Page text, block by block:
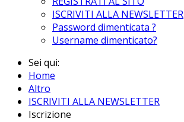
ISCRIVITI ALLA NEWSLETTER
Password dimenticata ?
Username dimenticato?
Sei qui:
Home
Altro
ISCRIVITI ALLA NEWSLETTER
Iscrizione